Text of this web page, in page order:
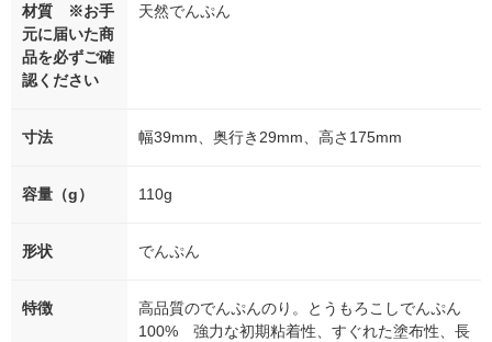
材質 ※お手
元に届いた商
品を必ずご確
認ください
天然でんぷん
寸法 幅39mm、奥行き29mm、高さ175mm
容量（g） 110g
形状 でんぷん
特徴
高品質のでんぷんのり。とうもろこしでんぷん
100% 強力な初期粘着性、すぐれた塗布性、長